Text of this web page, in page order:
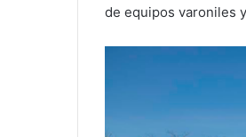
de equipos varoniles